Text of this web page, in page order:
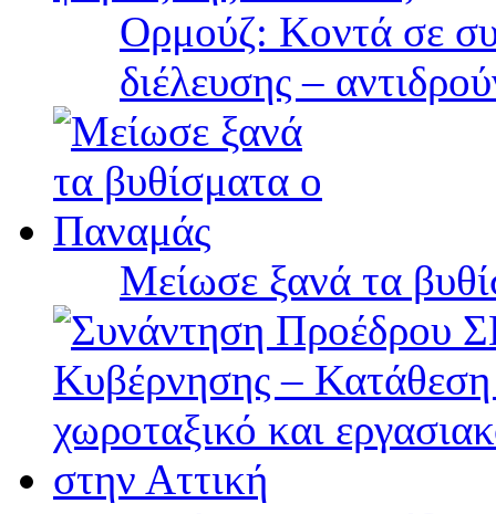
Ορμούζ: Κοντά σε
διέλευσης –
Μείωσε ξανά τα